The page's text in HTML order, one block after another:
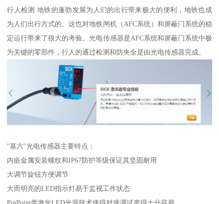
行人检测 地铁的蓬勃发展为人们的出行带来极大的便利，地铁也成
为人们出行方式的。这也对地铁闸机（AFC系统）和屏蔽门系统的稳
定运行带来了很大的考验。光电传感器是AFC系统和屏蔽门系统中极
为关键的零部件，行人的通过检测和防夹全是由光电传感器完成。
"基六"光电传感器主要特点：
内嵌金属安装螺纹和IP67防护等级保证其坚固耐用
大调节旋钮方便调节
大而明亮的LED指示灯易于监视工作状态
PinPoint类激光LED光源技术使得对准调试变得十分容易